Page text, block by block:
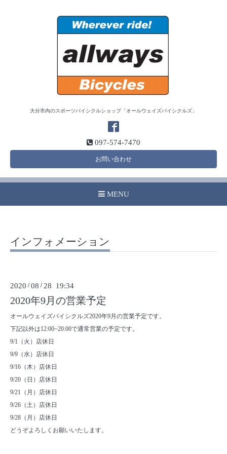
大分市内のスポーツバイシクルショップ「オールウェイズバイシクルズ」
097-574-7470
お問い合わせ
MENU
インフォメーション
2020 /08 / 28 19:34
2020年9月の営業予定
オールウェイズバイシクルズ2020年9月の営業予定です。
下記以外は12:00~20:00で通常営業の予定です。
9/1（火）店休日
9/9（水）店休日
9/16（木）店休日
9/20（日）店休日
9/21（月）店休日
9/26（土）店休日
9/28（月）店休日
どうぞよろしくお願いいたします。